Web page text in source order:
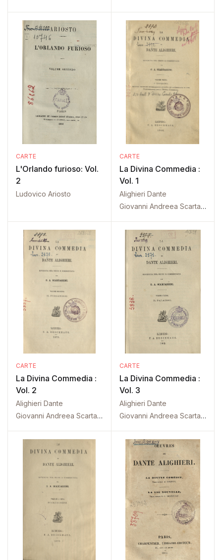
CARTE
L'Orlando furioso: Vol.
2
Ludovico Ariosto
CARTE
La Divina Commedia :
Vol. 1
Alighieri Dante
Giovanni Andreea Scartazzini
CARTE
La Divina Commedia :
Vol. 2
Alighieri Dante
Giovanni Andreea Scartazzini
CARTE
La Divina Commedia :
Vol. 3
Alighieri Dante
Giovanni Andreea Scartazzini